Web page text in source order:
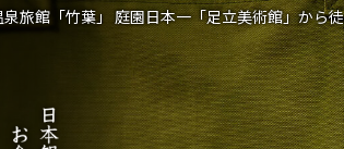
旅館「竹葉」庭園日本一「足立美術館」から